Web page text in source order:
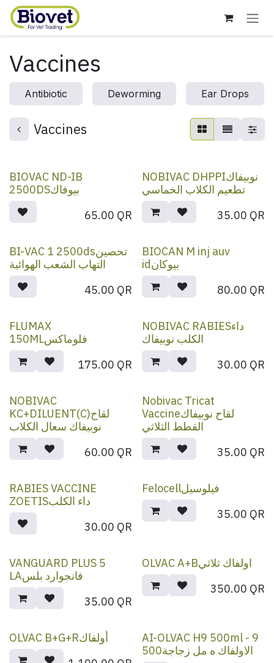
Skip to Content
Vaccines
Antibiotic Deworming Ear Drops
Vaccines
BIOVAC ND-IB
2500DSبيوفاك
65.00 QR
NOBIVAC DHPPIنوبيفاك
تطعيم الكلاب الخماسي
35.00 QR
BI-VAC 1 2500dsتحصين
التهاب الشعب الهوائية
45.00 QR
BIOCAN M inj auv
idبيوكان
80.00 QR
FLUMAX
150MLفلوماكس
175.00 QR
NOBIVAC RABIESداء
الكلب نوبيفاك
30.00 QR
NOBIVAC
KC+DILUENT(C)لقاح
نوبيفاك سعال الكلاب
60.00 QR
Nobivac Tricat
Vaccineلقاح نوبيفاك
القطط الثلاثي
35.00 QR
RABIES VACCINE
ZOETISداء الكلب
30.00 QR
Felocellفيلوسيل
35.00 QR
VANGUARD PLUS 5
LAفانجوارد بلس
35.00 QR
OLVAC A+Bاولفاك ثلاثي
350.00 QR
OLVAC B+G+Rأولفاك
AI-OLVAC H9 500ml - 9
500الاولفاك ه مل زجاجة